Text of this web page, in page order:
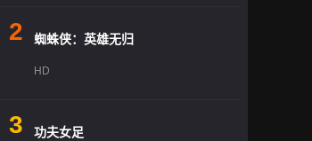
2 蜘蛛侠：英雄无归
HD
3 功夫女足